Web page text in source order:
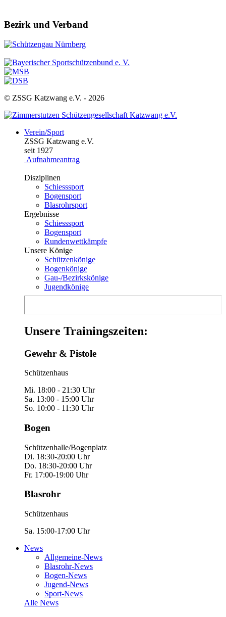
Bezirk und Verband
© ZSSG Katzwang e.V. - 2026
Verein/Sport
ZSSG Katzwang e.V.
seit 1927
Aufnahmeantrag
Disziplinen
Schiesssport
Bogensport
Blasrohrsport
Ergebnisse
Schiesssport
Bogensport
Rundenwettkämpfe
Unsere Könige
Schützenkönige
Bogenkönige
Gau-/Bezirkskönige
Jugendkönige
Unsere Trainingszeiten:
Gewehr & Pistole
Schützenhaus
Mi. 18:00 - 21:30 Uhr
Sa. 13:00 - 15:00 Uhr
So. 10:00 - 11:30 Uhr
Bogen
Schützenhalle/Bogenplatz
Di. 18:30-20:00 Uhr
Do. 18:30-20:00 Uhr
Fr. 17:00-19:00 Uhr
Blasrohr
Schützenhaus
Sa. 15:00-17:00 Uhr
News
Allgemeine-News
Blasrohr-News
Bogen-News
Jugend-News
Sport-News
Alle News